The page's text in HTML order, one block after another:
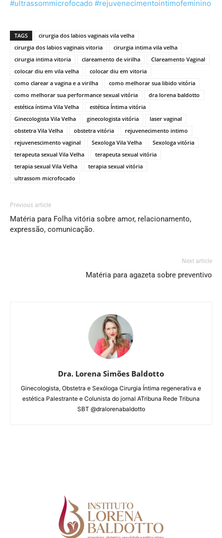
#ultrassommicrofocado #rejuvenecimentointimofeminino
TAGS
cirurgia dos labios vaginais vila velha
cirurgia dos labios vaginais vitoria
cirurgia intima vila velha
cirurgia intima vitoria
clareamento de virilha
Clareamento Vaginal
colocar diu em vila velha
colocar diu em vitoria
como clarear a vagina e a virilha
como melhorar sua libido vitória
como melhorar sua performance sexual vitória
dra lorena baldotto
estética íntima Vila Velha
estética Íntima vitória
Ginecologista Vila Velha
ginecologista vitória
laser vaginal
obstetra Vila Velha
obstetra vitória
rejuvenecimento intimo
rejuvenescimento vaginal
Sexologa Vila Velha
Sexologa vitória
terapeuta sexual Vila Velha
terapeuta sexual vitória
terapia sexual Vila Velha
terapia sexual vitória
ultrassom microfocado
Previous article
Matéria para Folha vitória sobre amor, relacionamento,
expressão, comunicação.
Next article
Matéria para agazeta sobre preventivo
Dra. Lorena Simões Baldotto
Ginecologista, Obstetra e Sexóloga Cirurgia Íntima regenerativa e
estética Palestrante e Colunista do jornal ATribuna Rede Tribuna
SBT @dralorenabaldotto